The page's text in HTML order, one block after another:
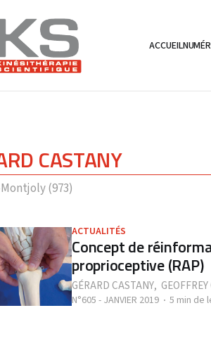
ACCUEIL
CASTANY
(973)
ACTUALITÉS
Concept de
proprioceptive (RAP)
GÉRARD CASTANY,
N°605 - JANVIER 2019 5 min de